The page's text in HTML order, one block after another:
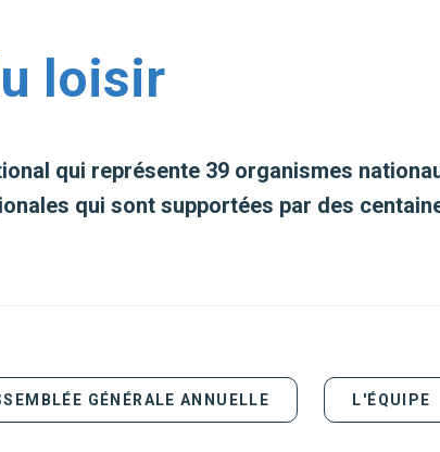
loisir
qui représente 39 organismes
qui sont supportées par des
GÉNÉRALE ANNUELLE L'ÉQUIPE